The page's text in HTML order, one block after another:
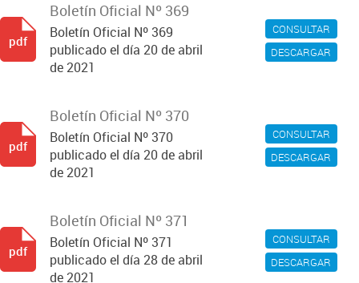
CONSULTAR
DESCARGAR
Boletín Oficial Nº 369
Boletín Oficial Nº 369
publicado el día 20 de abril
de 2021
pdf
CONSULTAR
DESCARGAR
Boletín Oficial Nº 370
Boletín Oficial Nº 370
publicado el día 20 de abril
de 2021
pdf
CONSULTAR
DESCARGAR
Boletín Oficial Nº 371
Boletín Oficial Nº 371
publicado el día 28 de abril
de 2021
pdf